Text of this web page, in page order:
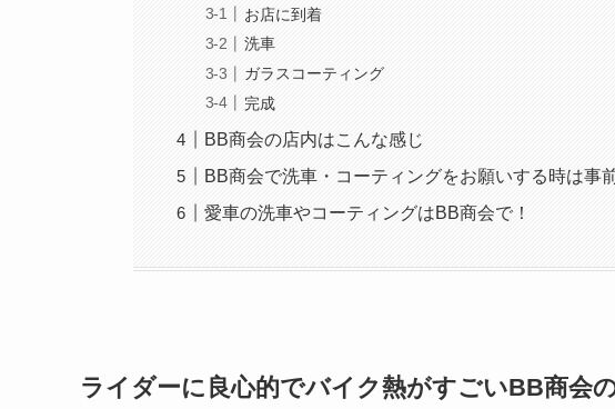
お店に到着
洗車
ガラスコーティング
完成
BB商会の店内はこんな感じ
BB商会で洗車・コーティングをお願いする時は事
愛車の洗車やコーティングはBB商会で！
ライダーに良心的でバイク熱がすごいBB商会